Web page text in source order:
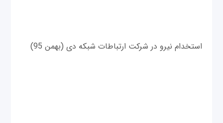
استخدام نیرو در شرکت ارتباطات شبکه دی (بهمن 95)